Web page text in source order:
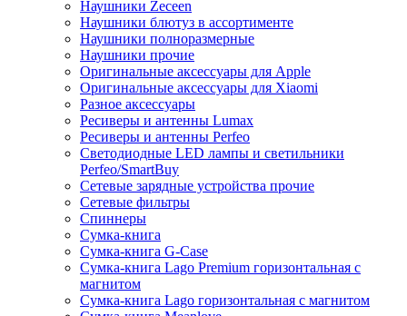
Наушники Zeceen
Наушники блютуз в ассортименте
Наушники полноразмерные
Наушники прочие
Оригинальные аксессуары для Apple
Оригинальные аксессуары для Xiaomi
Разное аксессуары
Ресиверы и антенны Lumax
Ресиверы и антенны Perfeo
Светодиодные LED лампы и светильники
Perfeo/SmartBuy
Сетевые зарядные устройства прочие
Сетевые фильтры
Спиннеры
Сумка-книга
Сумка-книга G-Case
Сумка-книга Lago Premium горизонтальная с
магнитом
Сумка-книга Lago горизонтальная с магнитом